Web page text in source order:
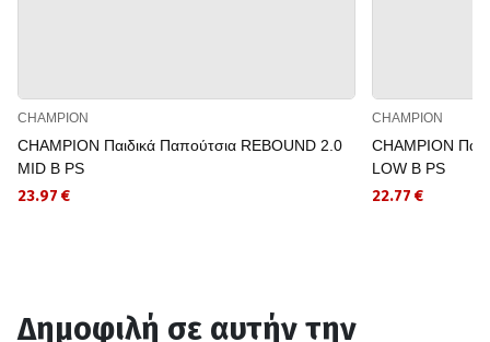
CHAMPION
CHAMPION Παιδικά Παπούτσια REBOUND 2.0
MID B PS
23.97 €
CHAMPION
CHAMPION
LOW B PS
22.77 €
Δημοφιλή σε αυτήν την